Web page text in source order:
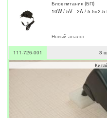
Блок питания (БП)
10W / 5V - 2A / 5.5×2.5
Новый аналог
111-726-001
3